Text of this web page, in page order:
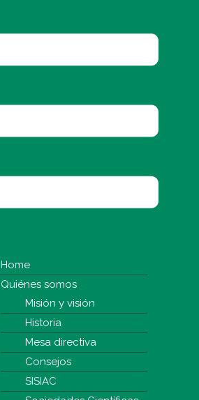
Home
Quiénes somos
Misión y visión
Historia
Mesa directiva
Consejos
SISIAC